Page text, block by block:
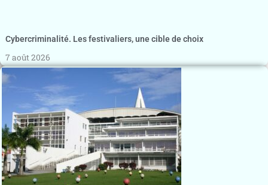
Cybercriminalité. Les festivaliers, une cible de choix
7 août 2026